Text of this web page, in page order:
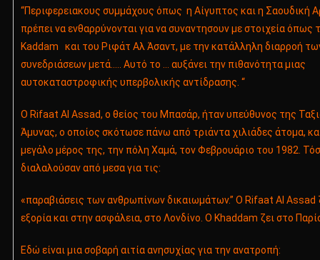
“Περιφερειακους συμμάχους όπως η Αίγυπτος και η Σαουδική
πρέπει να ενθαρρύνονται για να συναντησουν με στοιχεία όπως
Kaddam και του Ριφάτ Αλ Άσαντ, με την κατάλληλη διαρροή
συνεδριάσεων μετά….. Αυτό το … αυξάνει την πιθανότητα μιας
αυτοκαταστροφικής υπερβολικής αντίδρασης. “
Ο Rifaat Al Assad, ο θείος του Μπασάρ, ήταν υπεύθυνος της
Άμυνας, ο οποίος σκότωσε πάνω από τριάντα χιλιάδες άτομα,
μεγάλο μέρος της, την πόλη Χαμά, τον Φεβρουάριο του 1982.
διαλαλούσαν από μεσα για τις:
«παραβιάσεις των ανθρωπίνων δικαιωμάτων.” Ο Rifaat Al Assad
εξορία και στην ασφάλεια, στο Λονδίνο. Ο Khaddam ζει στο
Εδώ είναι μια σοβαρή αιτία ανησυχίας για την ανατροπή: